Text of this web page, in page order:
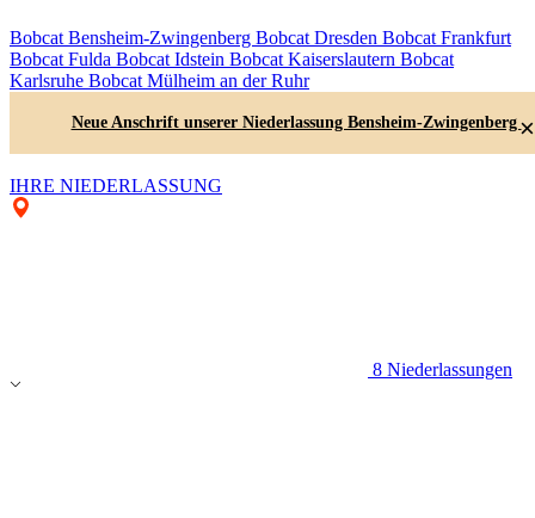
Bobcat Bensheim-Zwingenberg Bobcat Dresden Bobcat Frankfurt
Bobcat Fulda Bobcat Idstein Bobcat Kaiserslautern Bobcat
Karlsruhe Bobcat Mülheim an der Ruhr
Neue Anschrift unserer Niederlassung Bensheim-Zwingenberg×
IHRE NIEDERLASSUNG
8 Niederlassungen